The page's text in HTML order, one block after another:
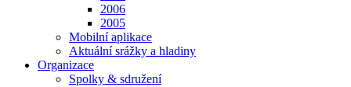
2006
2005
Mobilní aplikace
Aktuální srážky a hladiny
Organizace
Spolky & sdružení